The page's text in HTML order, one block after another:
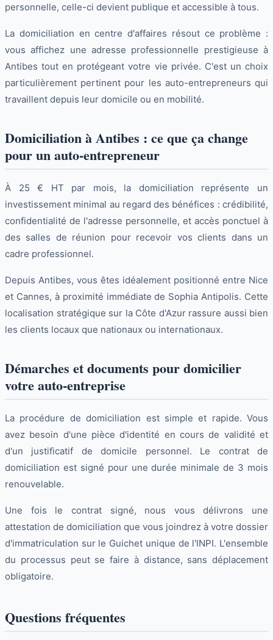
personnelle, celle-ci devient publique et accessible à tous.
La domiciliation en centre d'affaires résout ce problème :
vous affichez une adresse professionnelle prestigieuse à
Antibes tout en protégeant votre vie privée. C'est un choix
particulièrement pertinent pour les auto-entrepreneurs qui
travaillent depuis leur domicile ou en mobilité.
Domiciliation à Antibes : ce que ça change
pour un auto-entrepreneur
À 25 € HT par mois, la domiciliation représente un
investissement minimal au regard des bénéfices : crédibilité,
confidentialité de l'adresse personnelle, et accès ponctuel à
des salles de réunion pour recevoir vos clients dans un
cadre professionnel.
Depuis Antibes, vous êtes idéalement positionné entre Nice
et Cannes, à proximité immédiate de Sophia Antipolis. Cette
localisation stratégique sur la Côte d'Azur rassure aussi bien
les clients locaux que nationaux ou internationaux.
Démarches et documents pour domicilier
votre auto-entreprise
La procédure de domiciliation est simple et rapide. Vous
avez besoin d'une pièce d'identité en cours de validité et
d'un justificatif de domicile personnel. Le contrat de
domiciliation est signé pour une durée minimale de 3 mois
renouvelable.
Une fois le contrat signé, nous vous délivrons une
attestation de domiciliation que vous joindrez à votre dossier
d'immatriculation sur le Guichet unique de l'INPI. L'ensemble
du processus peut se faire à distance, sans déplacement
obligatoire.
Questions fréquentes